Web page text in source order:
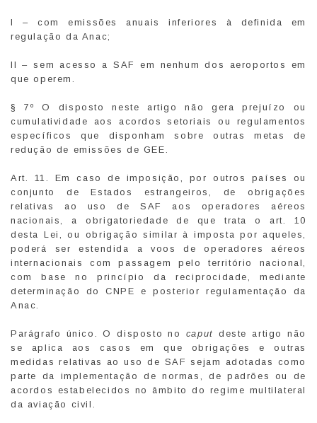
I – com emissões anuais inferiores à definida em
regulação da Anac;
II – sem acesso a SAF em nenhum dos aeroportos em
que operem.
§ 7º O disposto neste artigo não gera prejuízo ou
cumulatividade aos acordos setoriais ou regulamentos
específicos que disponham sobre outras metas de
redução de emissões de GEE.
Art. 11. Em caso de imposição, por outros países ou
conjunto de Estados estrangeiros, de obrigações
relativas ao uso de SAF aos operadores aéreos
nacionais, a obrigatoriedade de que trata o art. 10
desta Lei, ou obrigação similar à imposta por aqueles,
poderá ser estendida a voos de operadores aéreos
internacionais com passagem pelo território nacional,
com base no princípio da reciprocidade, mediante
determinação do CNPE e posterior regulamentação da
Anac.
Parágrafo único. O disposto no caput deste artigo não
se aplica aos casos em que obrigações e outras
medidas relativas ao uso de SAF sejam adotadas como
parte da implementação de normas, de padrões ou de
acordos estabelecidos no âmbito do regime multilateral
da aviação civil.